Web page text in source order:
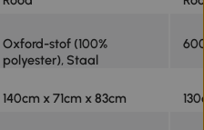
Oxford-stof (100%
polyester), Staal
140cm x 71cm x 83cm